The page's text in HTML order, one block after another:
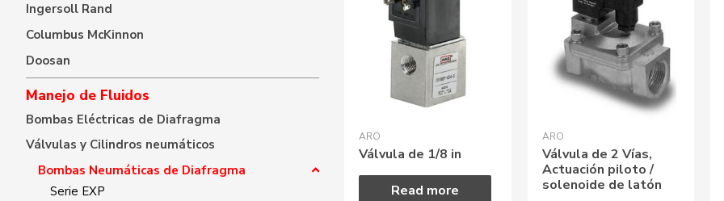
Ingersoll Rand
Columbus McKinnon
Doosan
Manejo de Fluidos
Bombas Eléctricas de Diafragma
Válvulas y Cilindros neumáticos
Bombas Neumáticas de Diafragma
Serie EXP
ARO
Válvula de 1/8 in
Read more
ARO
Válvula de 2 Vías,
Actuación piloto /
solenoide de latón